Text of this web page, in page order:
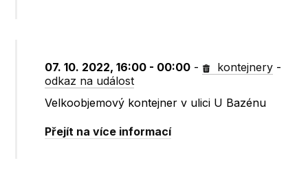
07. 10. 2022, 16:00 - 00:00 - kontejnery -
odkaz na událost
Velkoobjemový kontejner v ulici U Bazénu
Přejít na více informací